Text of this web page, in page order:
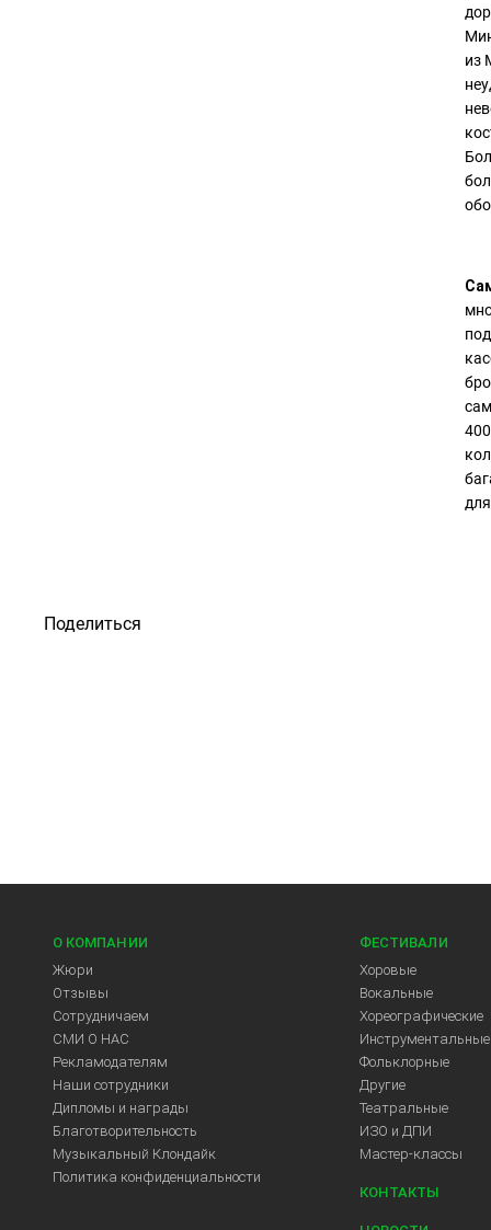
из
Поделиться
О КОМПАНИИ
Жюри
Отзывы
Сотрудничаем
СМИ О НАС
Рекламодателям
Наши сотрудники
Дипломы и награды
Благотворительность
Музыкальный Клондайк
Политика конфиденциальности
ФЕСТИВАЛИ
Хоровые
Вокальные
Хореографические
Инструментальные
Фольклорные
Другие
Театральные
ИЗО и ДПИ
Мастер-классы
КОНТАКТЫ
Арт-Центр